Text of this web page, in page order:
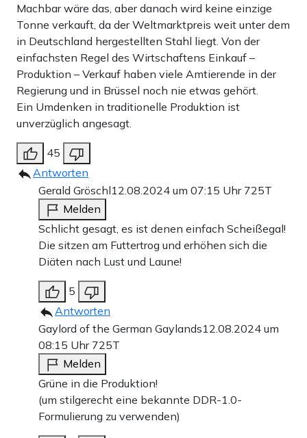
Machbar wäre das, aber danach wird keine einzige
Tonne verkauft, da der Weltmarktpreis weit unter dem
in Deutschland hergestellten Stahl liegt. Von der
einfachsten Regel des Wirtschaftens Einkauf –
Produktion – Verkauf haben viele Amtierende in der
Regierung und in Brüssel noch nie etwas gehört.
Ein Umdenken in traditionelle Produktion ist
unverzüglich angesagt.
45
Antworten
Gerald Gröschl12.08.2024 um 07:15 Uhr 725T
Melden
Schlicht gesagt, es ist denen einfach Scheißegal!
Die sitzen am Futtertrog und erhöhen sich die
Diäten nach Lust und Laune!
5
Antworten
Gaylord of the German Gaylands12.08.2024 um
08:15 Uhr 725T
Melden
Grüne in die Produktion!
(um stilgerecht eine bekannte DDR-1.0-
Formulierung zu verwenden)